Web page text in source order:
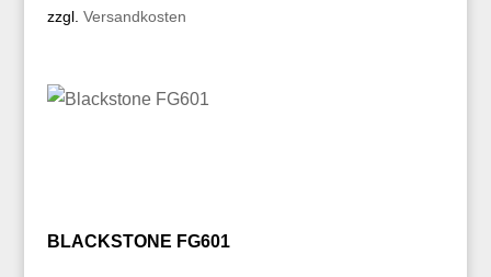
zzgl. Versandkosten
BLACKSTONE FG601